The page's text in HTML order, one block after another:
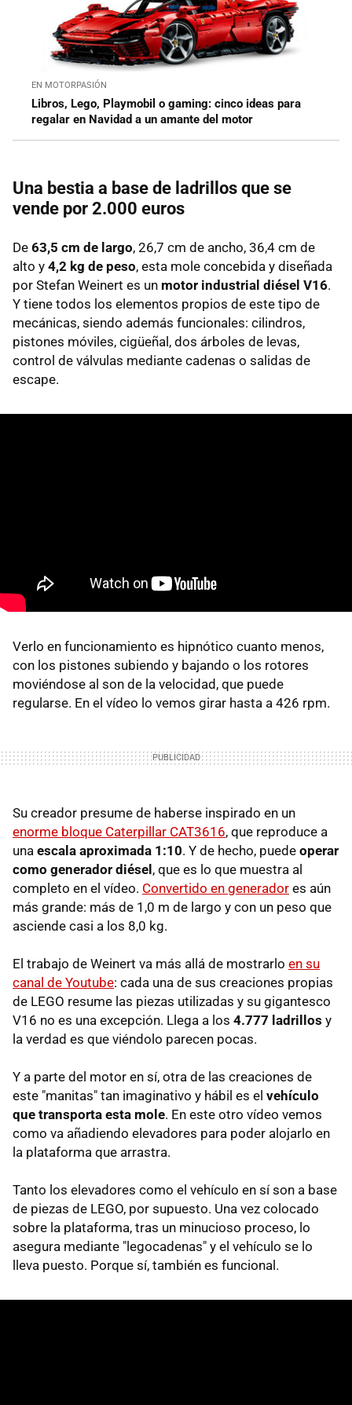
EN MOTORPASIÓN
Libros, Lego, Playmobil o gaming: cinco ideas para
regalar en Navidad a un amante del motor
Una bestia a base de ladrillos que se
vende por 2.000 euros
De 63,5 cm de largo, 26,7 cm de ancho, 36,4 cm de
alto y 4,2 kg de peso, esta mole concebida y diseñada
por Stefan Weinert es un motor industrial diésel V16.
Y tiene todos los elementos propios de este tipo de
mecánicas, siendo además funcionales: cilindros,
pistones móviles, cigüeñal, dos árboles de levas,
control de válvulas mediante cadenas o salidas de
escape.
Verlo en funcionamiento es hipnótico cuanto menos,
con los pistones subiendo y bajando o los rotores
moviéndose al son de la velocidad, que puede
regularse. En el vídeo lo vemos girar hasta a 426 rpm.
Su creador presume de haberse inspirado en un
enorme bloque Caterpillar CAT3616, que reproduce a
una escala aproximada 1:10. Y de hecho, puede operar
como generador diésel, que es lo que muestra al
completo en el vídeo. Convertido en generador es aún
más grande: más de 1,0 m de largo y con un peso que
asciende casi a los 8,0 kg.
El trabajo de Weinert va más allá de mostrarlo en su
canal de Youtube: cada una de sus creaciones propias
de LEGO resume las piezas utilizadas y su gigantesco
V16 no es una excepción. Llega a los 4.777 ladrillos y
la verdad es que viéndolo parecen pocas.
Y a parte del motor en sí, otra de las creaciones de
este "manitas" tan imaginativo y hábil es el vehículo
que transporta esta mole. En este otro vídeo vemos
como va añadiendo elevadores para poder alojarlo en
la plataforma que arrastra.
Tanto los elevadores como el vehículo en sí son a base
de piezas de LEGO, por supuesto. Una vez colocado
sobre la plataforma, tras un minucioso proceso, lo
asegura mediante "legocadenas" y el vehículo se lo
lleva puesto. Porque sí, también es funcional.